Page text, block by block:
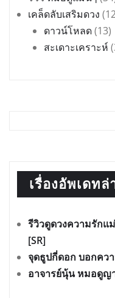
เคล็ดลับเสริมดวง
ดาวน์โหลด(13)
สะเดาะเคราะห์
เรื่องอัพเดท
รีวิวดูดวงความรัก
[SR]
จุดธูปกี่ดอก บอกคว
อาจารย์นุ้น หมอดู